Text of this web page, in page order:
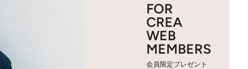
FOR
CREA
WEB
MEMBERS
会員限定プレゼント